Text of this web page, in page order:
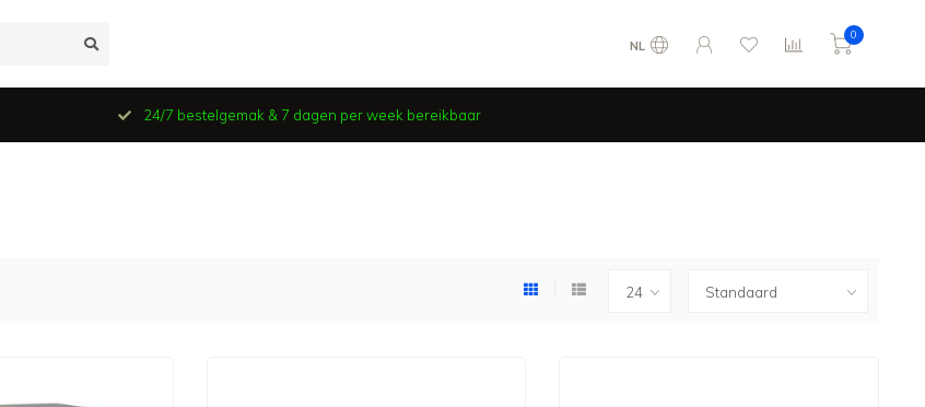
NL
0
24/7 bestelgemak & 7 dagen per week bereikbaar